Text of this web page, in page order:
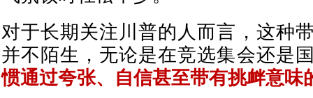
对于长期关注川普的人而言，这种
并不陌生，无论是在竞选集会还是
惯通过夸张、自信甚至带有挑衅意味